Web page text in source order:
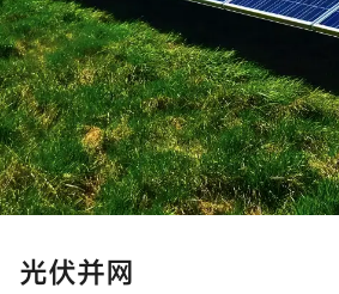
光伏并网